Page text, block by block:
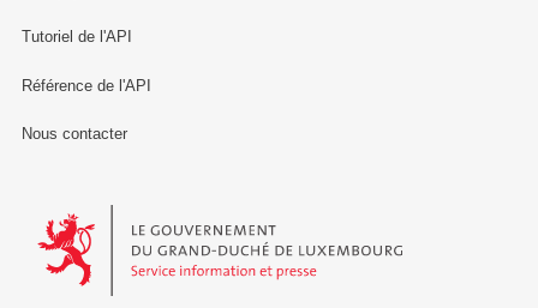
Tutoriel de l'API
Référence de l'API
Nous contacter
Le Gouvernement du Grand-Duché de Luxembourg - Service